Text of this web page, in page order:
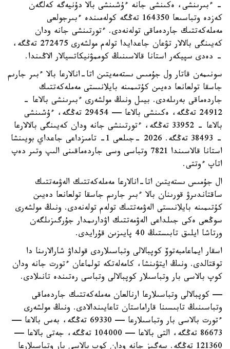
- ءبىرىنشى، ەكىنشى جانە ءۇشىنشى بالا دۇنيەگە كەلگەن
كەزدە وتباسىعا 164350 تەڭگە كولەمىندە ءبىرجولعى
مەملەكەتتىك جاردەماقى تولەنەدى. ءتورتىنشى جانە ودان
كەيىنگى بالالار تۋعان جاعدايدا تولەم مولشەرى 272475 تەڭگە،
- دەدى سپيكەر استانا قالاسىنىڭ كوممۋنيكاتسيالار الاڭىندا.
سونىمەن قاتار ول جۇمىس ىستەمەيتىن اتا-انالارعا بالا ءبىر جارىم
جاسقا تولعانعا دەيىن كۇتىمىنە بايلانىستى مەملەكەتتىك
جاردەماقى بەرىلەدى. بيىل ونىڭ مولشەرى ءبىرىنشى بالاعا -
24912 تەڭگە، ەكىنشى بالاعا — 29454 تەڭگە، ءۇشىنشى
بالاعا - 33952 تەڭگە، ءتورتىنشى جانە ودان كەيىنگى بالالارعا
- 38493 تەڭگە. 2026 -جىلعى 1- تامىزداعى جاعداي بويىنشا
استانا قالاسىندا 7821 وتباسى وسى جاردەماقىنى الىپ وتىر دەپ
اتاپ ءوتتى.
ال جۇمىس ىستەيتىن اتا-انالارعا مەملەكەتتىك الەۋمەتتىك
ساقتاندىرۋ قورىنان بالا ءبىر جارىم جاسقا تولعانعا دەيىن
كۇتىمىنە بايلانىستى الەۋمەتتىك تولەم تولەنەدى. ونىڭ مولشەرى
سوڭعى ەكى جىلداعى الەۋمەتتىك اۋدارىمدار جۇرگىزىلگەن
ورتاشا ايلىق تابىستىڭ 40 پايىزىن قۇرايدى.
اسقار ايماعامبەتوۆ كوپبالالى وتباسىلاردى قولداۋ شارالارىنا دا
توقتالدى. ونىڭ ايتۋىنشا، كامەلەتكە تولماعان ءتورت جانە ودان
كوپ بالاسى بار وتباسىلار كوپبالالى وتباسى رەتىندە تانىلادى.
— كوپبالالى وتباسىلارعا ارنالعان مەملەكەتتىك جاردەماقى
وتباسىنىڭ تابىسىنا قاراماستان تاعايىندالادى. ونىڭ مولشەرى
ءتورت بالاسى بار وتباسىلارعا — 69330 تەڭگە، بەس بالاعا —
86673 تەڭگە، التى بالاعا — 104000 تەڭگە، جەتى بالاعا —